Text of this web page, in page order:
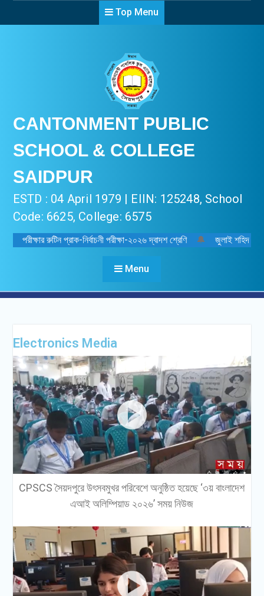
Top Menu
CANTONMENT PUBLIC
SCHOOL & COLLEGE
SAIDPUR
ESTD : 04 April 1979 | EIIN: 125248, School
Code: 6625, College: 6575
পরীক্ষার রুটিন প্রাক-নির্বাচনী পরীক্ষা-২০২৬ দ্বাদশ শ্রেণি 🔔 জুলাই শহিদ
Menu
Electronics Media
CPSCS সৈয়দপুরে উৎসবমুখর পরিবেশে অনুষ্ঠিত হয়েছে ‘৩য় বাংলাদেশ
এআই অলিম্পিয়াড ২০২৬’ সময় নিউজ